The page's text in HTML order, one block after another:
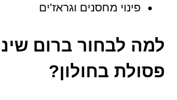
פינוי מחסנים וגראז'ים
למה לבחור ברום
פסולת בחולון?